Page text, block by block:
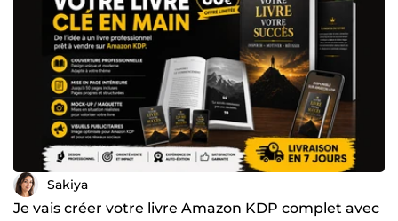
Sakiya
Je vais créer votre livre Amazon KDP complet avec